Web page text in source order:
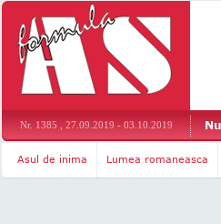
Nr. 1385 , 27.09.2019 - 03.10.2019
Asul de inima Lumea romaneasca